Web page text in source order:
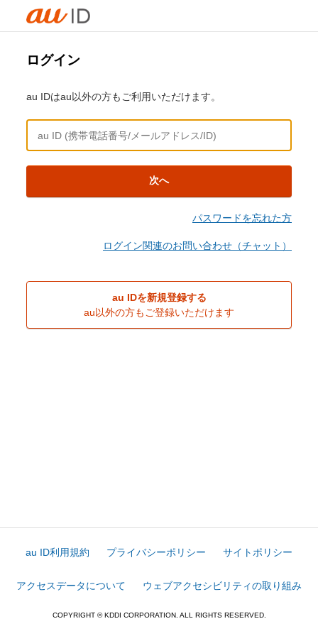
ログイン
au IDはau以外の方もご利用いただけます。
次へ
パスワードを忘れた方
ログイン関連のお問い合わせ（チャット）
au IDを新規登録する
au以外の方もご登録いただけます
au ID利用規約 プライバシーポリシー サイトポリシー
アクセスデータについて ウェブアクセシビリティの取り組み
COPYRIGHT © KDDI CORPORATION. ALL RIGHTS RESERVED.